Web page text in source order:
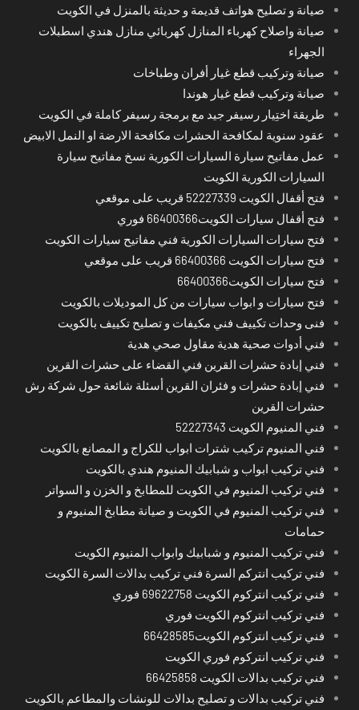
صيانة و تصليح هواتف قديمة و حديثة بالمنزل في الكويت
صيانة واصلاح كهرباء المنازل كهربائي منازل هندي اسطبلات
الجهراء
صيانة وتركيب قطع غيار أفران وطباخات
صيانة وتركيب قطع غيار هوندا
طريقة اختِيار رسيفر جيد مع برمجة رسيفر كاملة في الكويت
عقود سنوية لمكافحة الحشرات مكافحة الارضة او النمل الابيض
عمل مفاتيح سيارة السيارات الكورية نسخ مفاتيح سيارة
السيارات الكورية الكويت
فتح أقفال الكويت 52227339 قريب على موقعي
فتح أقفال سيارات الكويت66400366 فوري
فتح سيارات السيارات الكورية فني مفاتيح سيارات الكويت
فتح سيارات الكويت 66400366 قريب على موقعي
فتح سيارات الكويت66400366
فتح سيارات و ابواب سيارات من كل الموديلات بالكويت
فنى وحدات تكييف فني مكيفات و تصليح تكييف بالكويت
فني أدوات صحية هدية مقاول صحي هدية
فني إبادة حشرات القرين فني القضاء على حشرات القرين
فني إبادة حشرات و فئران القرين أسئلة شائعة حول شركة رش
حشرات القرين
فني المنيوم الكويت 52227343
فني المنيوم تركيب شترات ابواب للكراج و المصانع بالكويت
فني تركيب ابواب و شبابيك المنيوم هندي بالكويت
فني تركيب المنيوم في الكويت للمطابخ و الخزن و السواتر
فني تركيب المنيوم في الكويت و صيانة مطابخ المنيوم و
حمامات
فني تركيب المنيوم و شبابيك وابواب المنيوم الكويت
فني تركيب انتركم السرة فني تركيب بدالات السرة الكويت
فني تركيب انتركوم الكويت 69622758 فوري
فني تركيب انتركوم الكويت فوري
فني تركيب انتركوم الكويت66428585
فني تركيب انتركوم فوري الكويت
فني تركيب بدالات الكويت 66425858
فني تركيب بدالات و تصليح بدالات للونشات والمطاعم بالكويت